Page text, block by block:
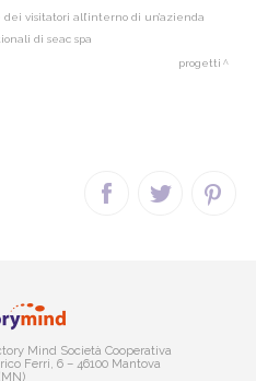
visitatori all’interno di un’azienda
di seac spa
progetti
Mind Società Cooperativa
Ferri, 6 – 46100 Mantova